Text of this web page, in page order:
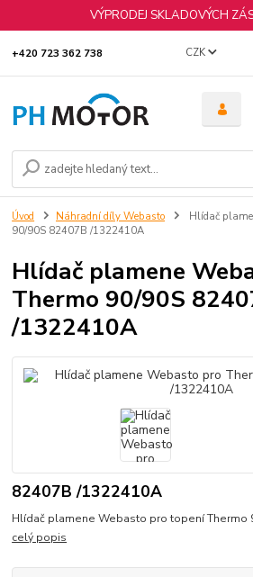
VÝPRODEJ SKLADOVÝCH
CZK
+420 723 362 738
Úvod Náhradní díly Webasto
Hlídač
90/90S 82407B /1322410A
Hlídač plamene
Thermo 90/90S
/1322410A
82407B /1322410A
Hlídač plamene Webasto pro topení Thermo
celý popis